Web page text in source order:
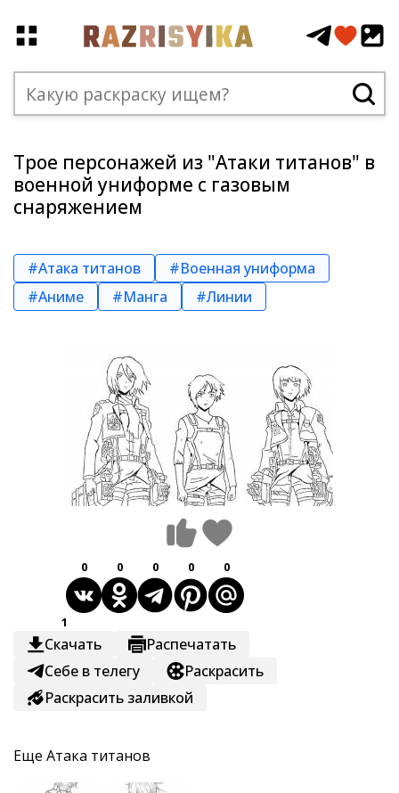
Трое персонажей из "Атаки титанов" в
военной униформе с газовым
снаряжением
#Атака титанов
#Военная униформа
#Аниме
#Манга #Линии
0 0 0 0 0
1
Скачать
Распечатать
Себе в телегу
Раскрасить
Раскрасить заливкой
Еще Атака титанов